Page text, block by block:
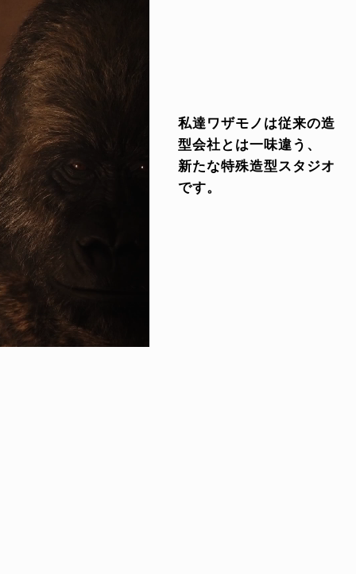
私達ワザモノは従来の造
型会社とは一味違う、
新たな特殊造型スタジオ
です。